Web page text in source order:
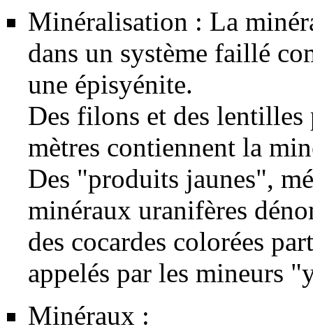
Minéralisation : La
dans un système faillé
une épisyénite.
Des filons et des
mètres contiennent la
Des "produits jaunes",
minéraux uranifères
des cocardes colorées
appelés par les mineurs
Minéraux :